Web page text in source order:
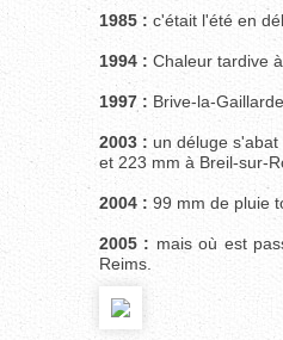
1985 : c'était l'été en
1994 : Chaleur tardive
1997 : Brive-la-
2003 : un déluge
et 223 mm à Breil-sur-
2004 : 99 mm de pluie
2005 : mais où est
Reims.